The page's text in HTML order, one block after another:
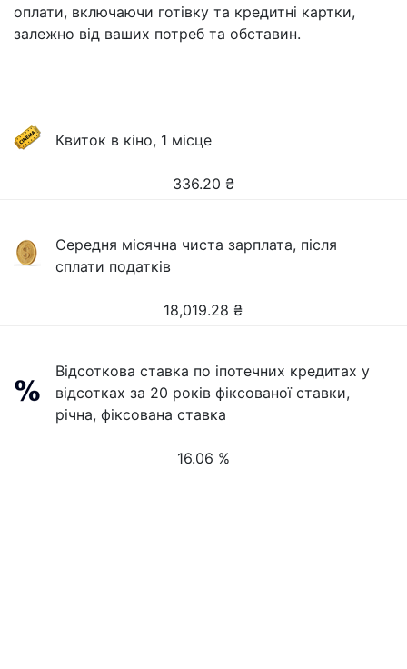
оплати, включаючи готівку та кредитні картки,
залежно від ваших потреб та обставин.
Квиток в кіно, 1 місце
336.20 ₴
Середня місячна чиста зарплата, після
сплати податків
18,019.28 ₴
Відсоткова ставка по іпотечних кредитах у
відсотках за 20 років фіксованої ставки,
річна, фіксована ставка
16.06 %